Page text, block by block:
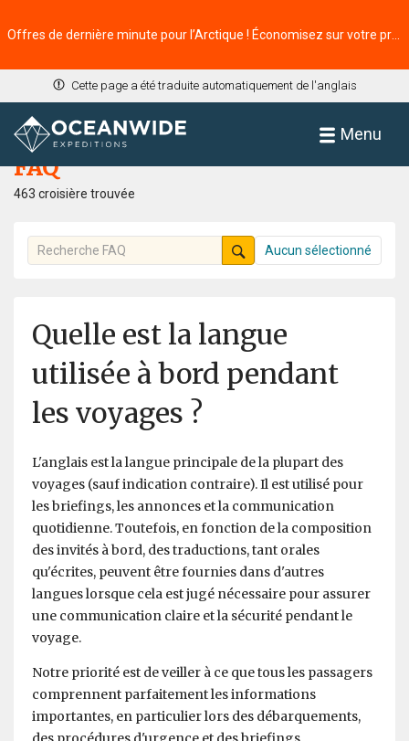
Cette page a été traduite automatiquement de l'anglais
Menu
Accueil
FAQ
463 croisière trouvée
Aucun sélectionné
Quelle est la langue
utilisée à bord pendant
les voyages ?
L'anglais est la langue principale de la plupart des
voyages (sauf indication contraire). Il est utilisé pour
les briefings, les annonces et la communication
quotidienne. Toutefois, en fonction de la composition
des invités à bord, des traductions, tant orales
qu'écrites, peuvent être fournies dans d'autres
langues lorsque cela est jugé nécessaire pour assurer
une communication claire et la sécurité pendant le
voyage.
Notre priorité est de veiller à ce que tous les passagers
comprennent parfaitement les informations
importantes, en particulier lors des débarquements,